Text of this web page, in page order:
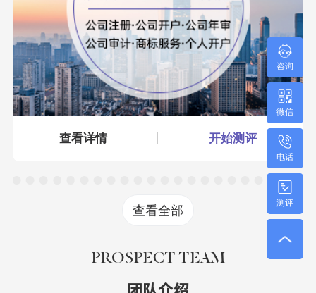
查看详情 开始测评
查看全部
PROSPECT TEAM
咨询
微信
电话
测评